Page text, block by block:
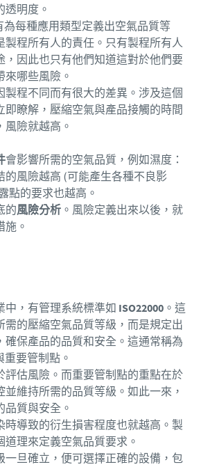
透明度。
為每種應用類型定義出空氣品質等
製程所有人的責任。只有製程所有人
，因此也只有他們知道這對於他們要
來哪些風險。
製程不同而有很大的差異。涉及這個
即瞭解，壓縮空氣與產品接觸的時間
險就越高。
會影響所需的空氣品質，例如濕度：
的風險越高 (可能產生各種不良影
點的要求也越高。
的風險分析。風險定義出來以後，就
施。
中，有管理系統標準如 ISO22000。這
需的壓縮空氣品質等級，而是規定出
確保產品的品質和安全。這通常稱為
重要管制點。
評估風險。而重要管制點的重點在於
維持所需的品質等級。如此一來，
品質與安全。
時導致的衍生損害程度也就越高。製
理來定義空氣品質要求。
一旦確立，便可選擇正確的設備，包